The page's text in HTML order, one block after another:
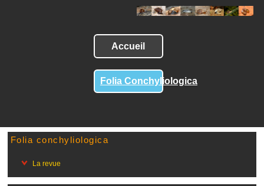
Accueil
Folia Conchyliologica
Folia conchyliologica
La revue